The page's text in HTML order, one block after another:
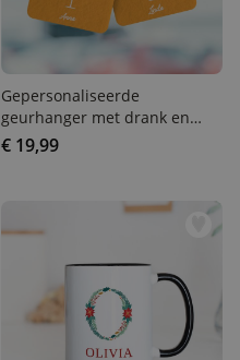
Gepersonaliseerde
geurhanger met drank en
tekst set van 2
€ 19,99